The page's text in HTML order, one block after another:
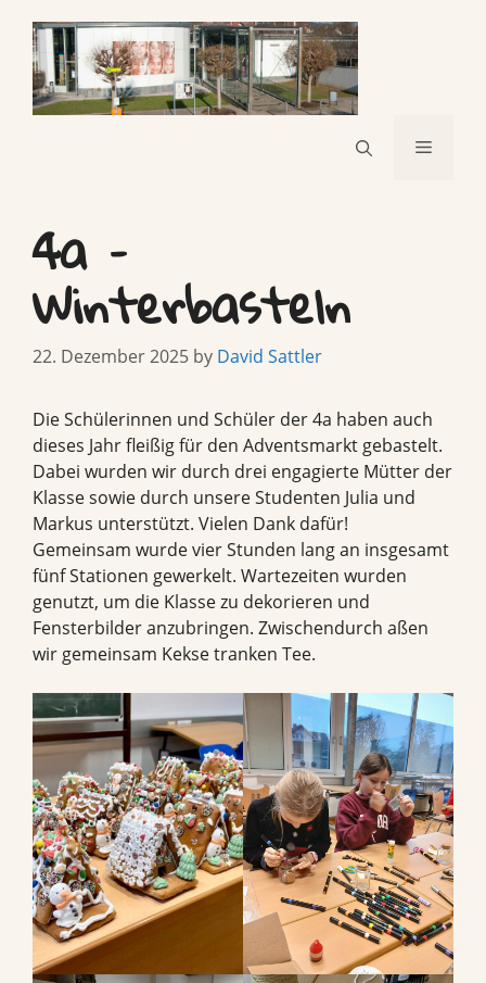
content
Menu
4a –
Winterbasteln
22. Dezember 2025 by David Sattler
Die Schülerinnen und Schüler der 4a haben auch
dieses Jahr fleißig für den Adventsmarkt gebastelt.
Dabei wurden wir durch drei engagierte Mütter der
Klasse sowie durch unsere Studenten Julia und
Markus unterstützt. Vielen Dank dafür!
Gemeinsam wurde vier Stunden lang an insgesamt
fünf Stationen gewerkelt. Wartezeiten wurden
genutzt, um die Klasse zu dekorieren und
Fensterbilder anzubringen. Zwischendurch aßen
wir gemeinsam Kekse tranken Tee.